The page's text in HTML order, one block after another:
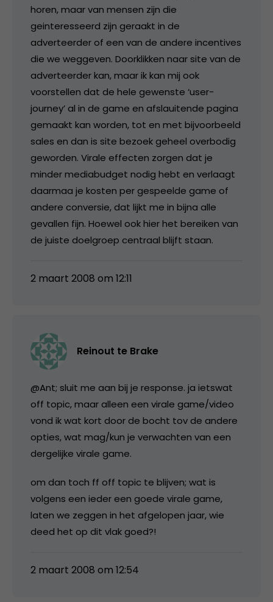
horen, maar van mensen zijn die
geinteresseerd zijn geraakt in de
adverteerder of een van de andere incentives
die we weggeven. Doorklikken naar site van de
adverteerder kan, maar ik kan mij ook
voorstellen dat de hele gewenste ‘user-
journey’ al in de game en afslauitende pagina
gemaakt kan worden, tot en met bijvoorbeeld
sales en dan is site bezoek geheel overbodig
geworden. Virale effecten zorgen dat je
minder mediabudget nodig hebt en verlaagt
daarmaa je kosten per gespeelde game of
andere conversie, dat lijkt me in bijna alle
gevallen fijn. Hoewel ook hier het bereiken van
de juiste doelgroep centraal blijft staan.
2 maart 2008 om 12:11
Reinout te Brake
@Ant; sluit me aan bij je response. ja ietswat
off topic, maar alleen een virale game/video
vond ik wat kort door de bocht tov de andere
opties, wat mag/kun je verwachten van een
dergelijke virale game.
om dan toch ff off topic te blijven; wat is
volgens een ieder een goede virale game,
laten we zeggen in het afgelopen jaar, wie
deed het op dit vlak goed?!
2 maart 2008 om 12:54